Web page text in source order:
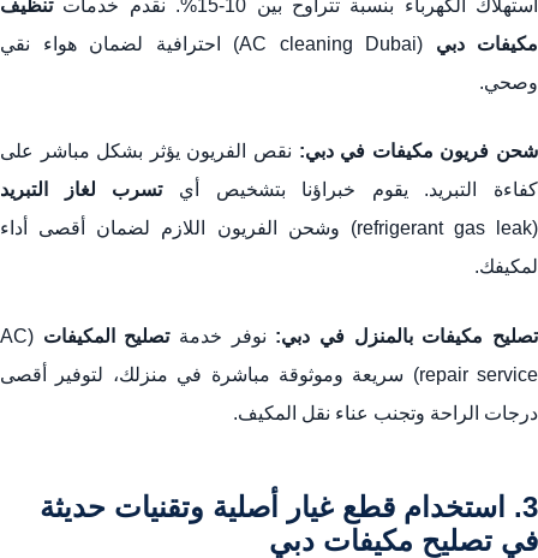
استهلاك الكهرباء بنسبة تتراوح بين 10-15%. نقدم خدمات
تنظيف
مكيفات دبي
(AC cleaning Dubai) احترافية لضمان هواء نقي
وصحي.
شحن فريون مكيفات في دبي: نقص الفريون يؤثر بشكل مباشر على
كفاءة التبريد. يقوم خبراؤنا بتشخيص أيتسرب لغاز التبريد
(refrigerant gas leak) وشحن الفريون اللازم لضمان أقصى أداء
لمكيفك.
تصليح مكيفات بالمنزل في دبي: نوفر خدمةتصليح المكيفات
(AC
repair service) سريعة وموثوقة مباشرة في منزلك، لتوفير أقصى
درجات الراحة وتجنب عناء نقل المكيف.
3. استخدام قطع غيار أصلية وتقنيات حديثة
في تصليح مكيفات دبي